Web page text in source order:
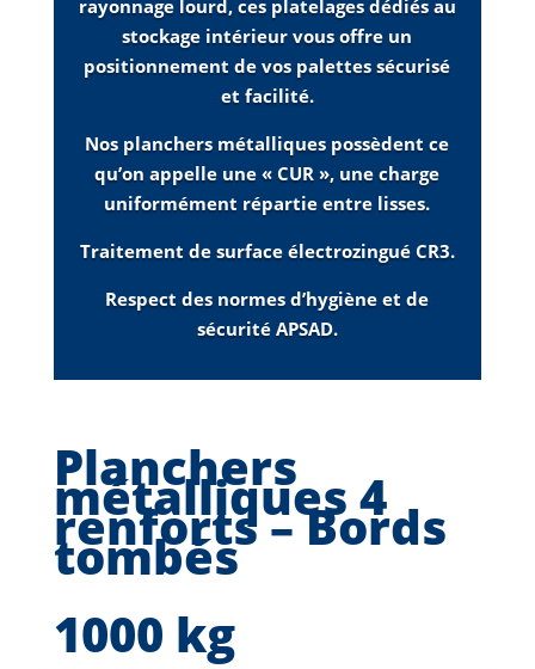
rayonnage lourd, ces platelages dédiés au
stockage intérieur vous offre un
positionnement de vos palettes sécurisé
et facilité.
Nos planchers métalliques possèdent ce
qu’on appelle une « CUR », une charge
uniformément répartie entre lisses.
Traitement de surface électrozingué CR3.
Respect des normes d’hygiène et de
sécurité APSAD.
Planchers
métalliques 4
renforts – Bords
tombés
1000 kg